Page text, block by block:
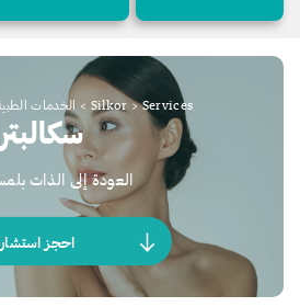
Silkor>Services
> الخدمات
العودة إلى الذات
احجز